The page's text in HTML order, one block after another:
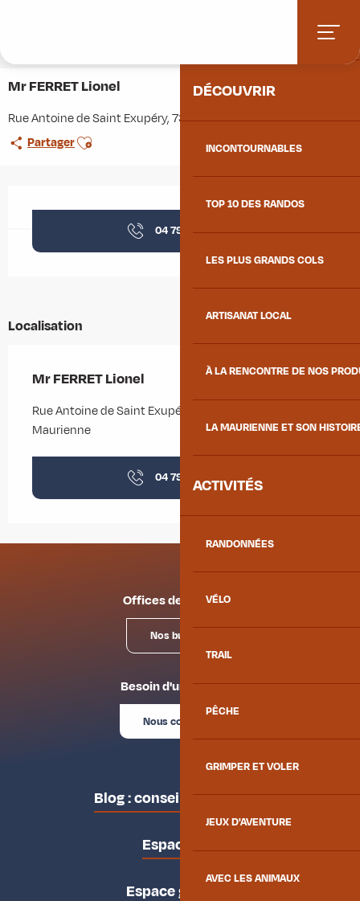
principal
DÉCOUVRIR
INCONTOURNABLES
TOP 10 DES RANDOS
LES PLUS GRANDS COLS
ARTISANAT LOCAL
À LA RENCONTRE DE NOS
LA MAURIENNE ET SON
ACTIVITÉS
RANDONNÉES
VÉLO
TRAIL
PÊCHE
GRIMPER ET VOLER
JEUX D'AVENTURE
AVEC LES ANIMAUX
Mr FERRET Lionel
Rue Antoine de Saint Exupéry, 73300 Saint-Jean-de-Maurienne
PartagerAjouter aux favoris
04 79 59 95▒▒
Localisation
Mr FERRET Lionel
Rue Antoine de Saint Exupéry, 73300 Saint-Jean-de-
Maurienne
04 79 59 95▒▒
Offices de tourisme
Nos bureaux
Besoin d'un conseil ?
Nous contacter
Blog : conseils des locaux
Espace pro
Espace groupes